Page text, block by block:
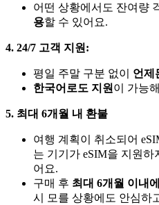
어떤 상황에서도 잔여량
용할 수 있어요.
4. 24/7 고객 지원:
평일 주말 구분 없이 언제
한국어로도 지원이 가능
5. 최대 6개월 내 환불
여행 계획이 취소되어
는 기기가 eSIM을 지원
어요.
구매 후 최대 6개월 이내
시 모를 상황에도 안심하